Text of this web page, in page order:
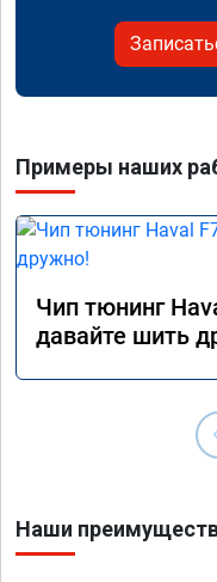
Примеры наших
Чип тюнинг
давайте шить
Наши